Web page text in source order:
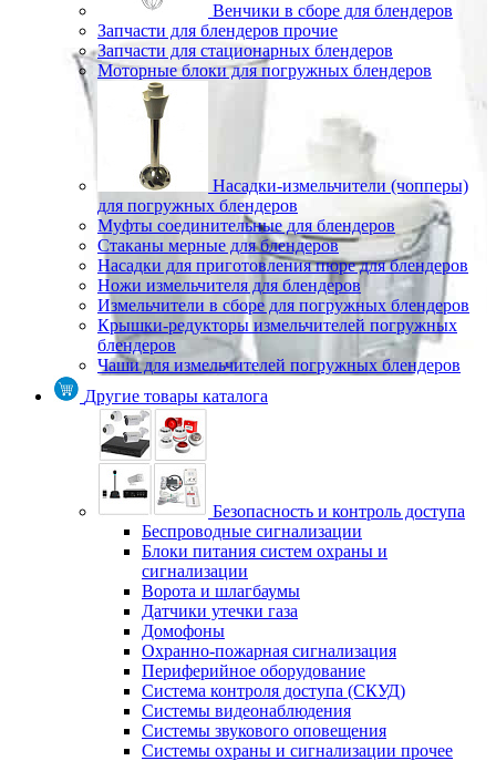
Венчики в сборе для блендеров
Запчасти для блендеров прочие
Запчасти для стационарных блендеров
Моторные блоки для погружных блендеров
Насадки-измельчители (чопперы)
для погружных блендеров
Муфты соединительные для блендеров
Стаканы мерные для блендеров
Насадки для приготовления пюре для блендеров
Ножи измельчителя для блендеров
Измельчители в сборе для погружных блендеров
Крышки-редукторы измельчителей погружных
блендеров
Чаши для измельчителей погружных блендеров
Другие товары каталога
Безопасность и контроль доступа
Беспроводные сигнализации
Блоки питания систем охраны и
сигнализации
Ворота и шлагбаумы
Датчики утечки газа
Домофоны
Охранно-пожарная сигнализация
Периферийное оборудование
Система контроля доступа (СКУД)
Системы видеонаблюдения
Системы звукового оповещения
Системы охраны и сигнализации прочее